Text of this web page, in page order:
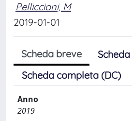
Pelliccioni, M
2019-01-01
Scheda breve
Scheda completa (DC)
Anno
2019